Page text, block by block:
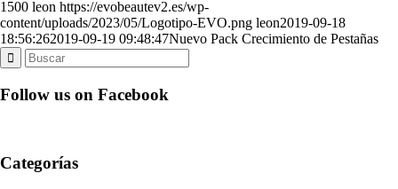
1500 leon https://evobeautev2.es/wp-
content/uploads/2023/05/Logotipo-EVO.png leon2019-09-18
18:56:262019-09-19 09:48:47Nuevo Pack Crecimiento de Pestañas
Follow us on Facebook
Categorías